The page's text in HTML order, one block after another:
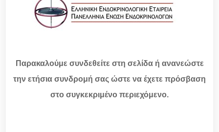
Παρακαλούμε συνδεθείτε στη σελίδα ή ανανεώστε
την ετήσια συνδρομή σας ώστε να έχετε πρόσβαση
στο συγκεκριμένο περιεχόμενο.